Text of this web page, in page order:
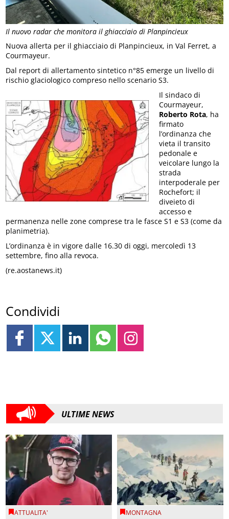
Il nuovo radar che monitora il ghiacciaio di Planpincieux
Nuova allerta per il ghiacciaio di Planpincieux, in Val Ferret, a
Courmayeur.
Dal report di allertamento sintetico n°85 emerge un livello di
rischio glaciologico compreso nello scenario S3.
Il sindaco di
Courmayeur,
Roberto Rota, ha
firmato
l’ordinanza che
vieta il transito
pedonale e
veicolare lungo la
strada
interpoderale per
Rochefort; il
diveieto di
accesso e
permanenza nelle zone comprese tra le fasce S1 e S3 (come da
planimetria).
L’ordinanza è in vigore dalle 16.30 di oggi, mercoledì 13
settembre, fino alla revoca.
(re.aostanews.it)
Condividi
ULTIME NEWS
ATTUALITA' MONTAGNA